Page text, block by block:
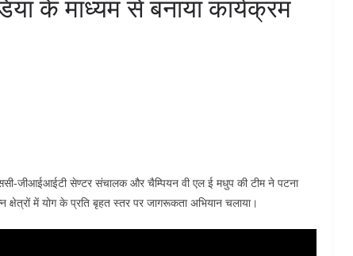
के माध्यम से बनाया कार्यक्रम
जीआईआईटी सेण्टर संचालक और चैम्पियन वी एल ई मधुप की टीम ने पटना
क्षेत्रों में योग के प्रति बृहत स्तर पर जागरूकता अभियान चलाया।